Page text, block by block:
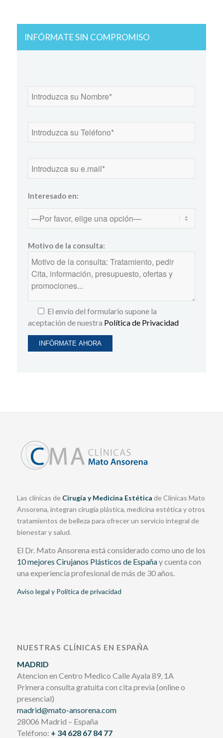
INFÓRMATE SIN COMPROMISO
Interesado en:
Motivo de la consulta:
El envío del formulario supone la
aceptación de nuestra Política de Privacidad
Las clínicas de Cirugía y Medicina Estética de Clínicas Mato
Ansorena, integran cirugía plástica, medicina estética y otros
tratamientos de belleza para ofrecer un servicio integral de
bienestar y salud.
El Dr. Mato Ansorena está considerado como uno de los
10 mejores Cirujanos Plásticos de Españay cuenta con
una experiencia profesional de más de 30 años.
Aviso legal y Política de privacidad
NUESTRAS CLÍNICAS EN ESPAÑA
MADRID
Atencion en Centro Medico Calle Ayala 89, 1A
Primera consulta gratuita con cita previa (online o
presencial)
madrid@mato-ansorena.com
28006 Madrid – España
Teléfono: + 34 628 67 84 77